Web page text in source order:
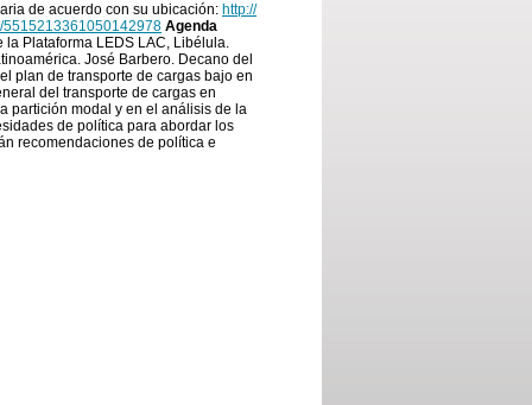
de acuerdo con su ubicación: http://
5515213361050142978 Agenda
la Plataforma LEDS LAC, Libélula.
José Barbero. Decano del
plan de transporte de cargas bajo en
del transporte de cargas en
partición modal y en el análisis de la
de política para abordar los
recomendaciones de política e